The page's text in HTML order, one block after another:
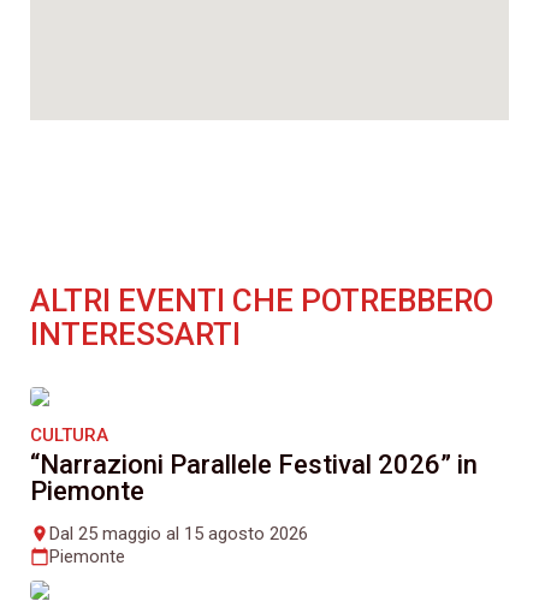
ALTRI EVENTI CHE POTREBBERO
INTERESSARTI
CULTURA
“Narrazioni Parallele Festival 2026” in
Piemonte
placeDal 25 maggio al 15 agosto 2026
calendar_todayPiemonte